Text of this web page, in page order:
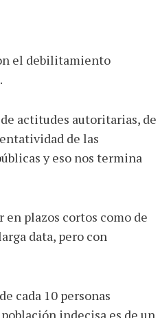
el debilitamiento
actitudes autoritarias, de
de las
y eso nos termina
plazos cortos como de
data, pero con
cada 10 personas
indecisa es de un